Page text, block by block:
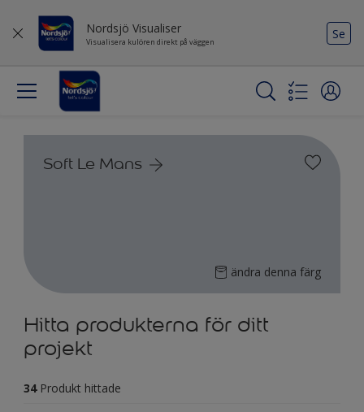
Nordsjö Visualiser
Visualisera kulören direkt på väggen
Se
Soft Le Mans
ändra denna färg
Hitta produkterna för ditt
projekt
34 Produkt hittade